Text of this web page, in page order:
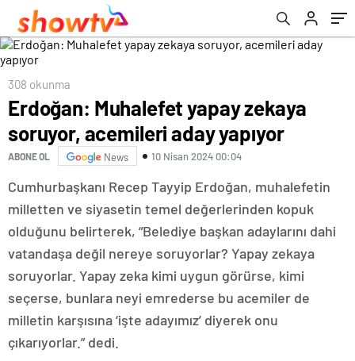
308 okunma
Erdoğan: Muhalefet yapay zekaya
soruyor, acemileri aday yapıyor
ABONE OL News 10 Nisan 2024 00:04
Cumhurbaşkanı Recep Tayyip Erdoğan, muhalefetin
milletten ve siyasetin temel değerlerinden kopuk
olduğunu belirterek, “Belediye başkan adaylarını dahi
vatandaşa değil nereye soruyorlar? Yapay zekaya
soruyorlar. Yapay zeka kimi uygun görürse, kimi
seçerse, bunlara neyi emrederse bu acemiler de
milletin karşısına ‘işte adayımız’ diyerek onu
çıkarıyorlar.” dedi.